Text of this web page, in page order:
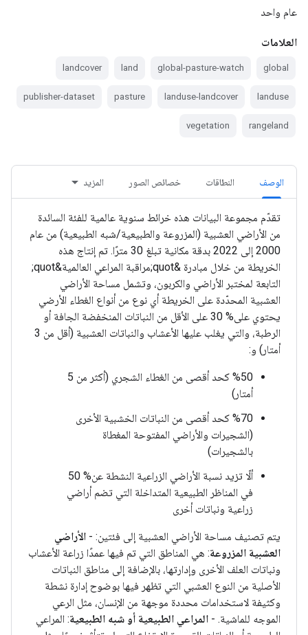
عام واحد
العلامات
global
global-pasture-watch
land
landcover
landuse
landuse-landcover
pasture
publisher-dataset
rangeland
vegetation
الوصف النطاقات خصائص الصور المزيد
تقدّم مجموعة البيانات هذه خرائط سنوية عالمية للفئة السائدة
من الأراضي العشبية (المزروعة والطبيعية/شبه الطبيعية) من عام
2000 إلى 2022 بدقة مكانية تبلغ 30 مترًا. تم إنتاج هذه
الخريطة من خلال مبادرة &quot;مراقبة المراعي العالمية&quot;
التابعة لمختبر الأراضي والكربون، وتشمل مساحة الأراضي
العشبية المحدّدة على الخريطة أي نوع من أنواع الغطاء الأرضي
يحتوي على% 30 على الأقل من النباتات المنخفضة الجافة أو
الرطبة، والتي يغلب عليها الأعشاب والنباتات العشبية (أقل من 3
أمتار) و:
%50 كحد أقصى من الغطاء الشجري (أكثر من 5
أمتار)
%70 كحد أقصى من النباتات الخشبية الأخرى
(الشجيرات والأراضي المفتوحة المغطاة
بالشجيرات)
ألّا تزيد نسبة الأراضي الزراعية النشطة عن% 50
في المناظر الطبيعية المتداخلة التي تضم أراضي
زراعية ونباتات أخرى
يتم تصنيف مساحة الأراضي العشبية إلى فئتين: - الأراضي
العشبية المزروعة: هي المناطق التي تم فيها عمدًا زراعة الأعشاب
ونباتات العلف الأخرى وإدارتها، بالإضافة إلى مناطق النباتات
الأصلية من النوع العشبي التي تظهر فيها بوضوح إدارة نشطة
وكثيفة لاستخدامات محددة موجهة من الإنسان، مثل الرعي
الموجه للماشية. - المراعي الطبيعية أو شبه الطبيعية: المراعي